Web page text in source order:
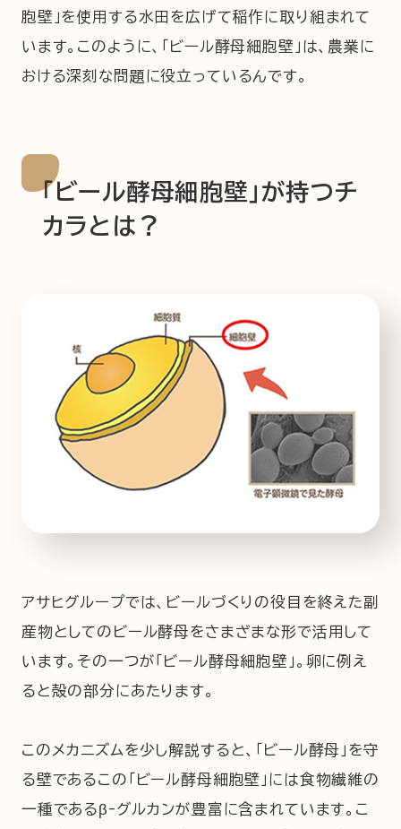
胞壁」を使用する水田を広げて稲作に取り組まれて
います。このように、「ビール酵母細胞壁」は、農業に
おける深刻な問題に役立っているんです。
「ビール酵母細胞壁」が持つチ
カラとは？
アサヒグループでは、ビールづくりの役目を終えた副
産物としてのビール酵母をさまざまな形で活用して
います。その一つが「ビール酵母細胞壁」。卵に例え
ると殻の部分にあたります。
このメカニズムを少し解説すると、「ビール酵母」を守
る壁であるこの「ビール酵母細胞壁」には食物繊維の
一種であるβ-グルカンが豊富に含まれています。こ